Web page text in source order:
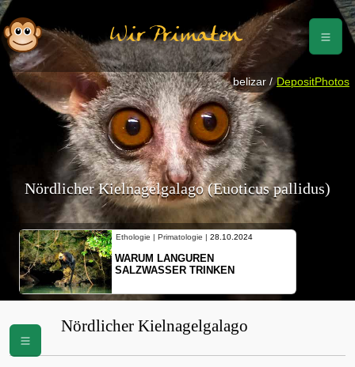
Wir Primaten
Nördlicher Kielnagelgalago (Euoticus pallidus)
Ethologie | Primatologie | 28.10.2024
WARUM LANGUREN
SALZWASSER TRINKEN
belizar / DepositPhotos
Nördlicher Kielnagelgalago